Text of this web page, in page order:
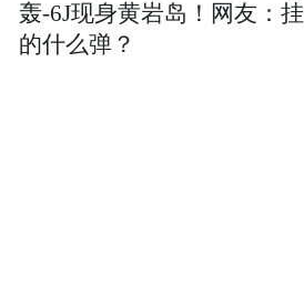
轰-6J现身黄岩岛！网友：挂
的什么弹？